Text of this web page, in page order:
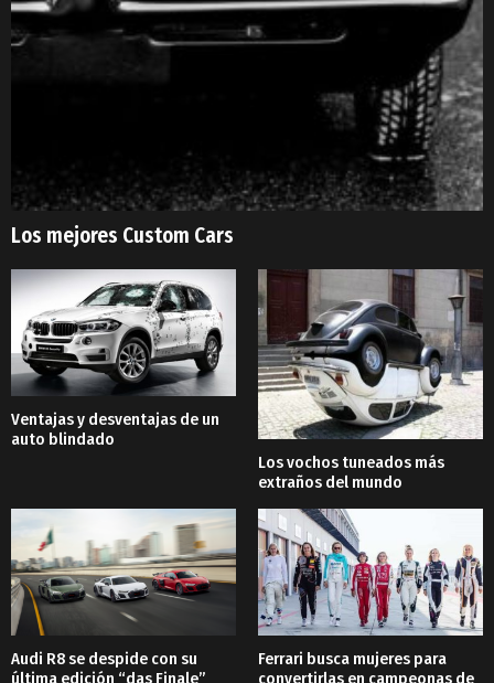
Los mejores Custom Cars
Ventajas y desventajas de un
auto blindado
Los vochos tuneados más
extraños del mundo
Audi R8 se despide con su
última edición “das Finale”
Ferrari busca mujeres para
convertirlas en campeonas de